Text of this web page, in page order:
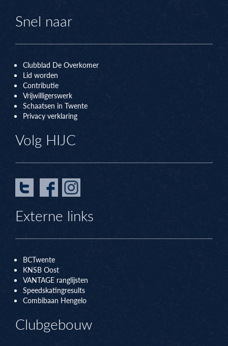
Snel naar
Clubblad De Overkomer
Lid worden
Contributie
Vrijwilligerswerk
Schaatsen in Twente
Privacy verklaring
Volg HIJC
Externe links
BCTwente
KNSB Oost
VANTAGE ranglijsten
Speedskatingresults
Combibaan Hengelo
Clubgebouw